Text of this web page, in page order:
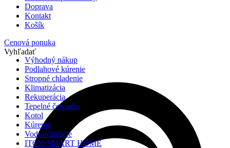
Doprava
Kontakt
Košík
Cenová ponuka
Vyhľadať
Výhodný nákup
Podlahové kúrenie
Stropné chladenie
Klimatizácia
Rekuperácia
Tepelné čerpadlo
Kotol
Kúrenie
Vodoinštalácie
IT600 SMART HOME